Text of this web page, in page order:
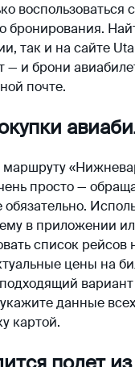
воспользоваться
бронирования.
так и на сайте
— и брони
почте.
маршруту
просто —
в приложении
список рейсов
цены на
данные
картой.